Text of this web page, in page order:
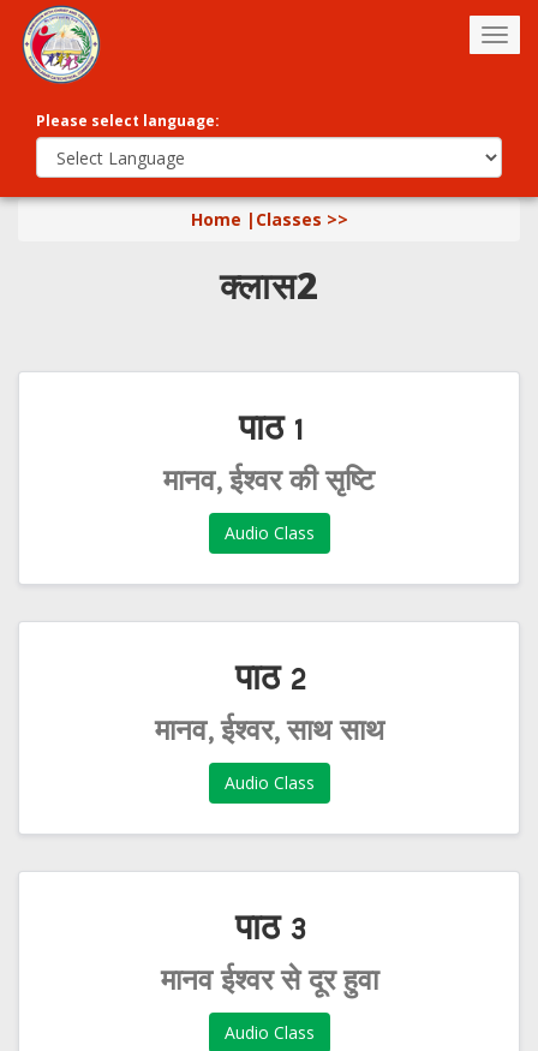
Please select language:
Home | Classes >>
क्लास2
पाठ 1
मानव, ईश्वर की सृष्टि
Audio Class
पाठ 2
मानव, ईश्वर, साथ साथ
Audio Class
पाठ 3
मानव ईश्वर से दूर हुवा
Audio Class